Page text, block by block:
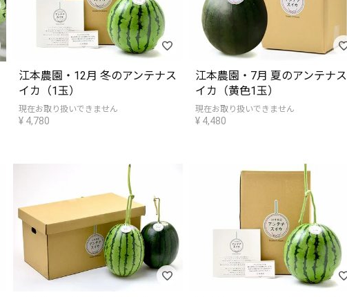
江本農園・12月 冬のアンテナス
イカ（1玉）
現在お取り扱いできません
¥ 4,780
江本農園・7月 夏のアンテナス
イカ（黄色1玉）
現在お取り扱いできません
¥ 4,480